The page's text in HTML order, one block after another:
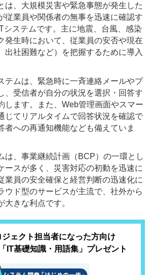
は、大規模災害や緊急事態が発生した
従業員や関係者の無事を迅速に確認す
システムです。主に地震、台風、感染
発生時において、従業員の安否や現在
出社困難など）を把握するために導入
テムは、緊急時に一斉連絡メールやプ
、受信者が自分の状況を選択・回答す
します。また、Web管理画面やスマー
じてリアルタイムで回答状況を確認で
者への再通知機能なども備えていま
は、事業継続計画（BCP）の一環とし
ースが多く、災害対応の初動を迅速に
業員の安全確保と経営判断の迅速化に
ウド型のサービスが主流で、社外から
大きな利点です。
ェクト担当者になった方向け
IT基礎知識・用語集」プレゼント